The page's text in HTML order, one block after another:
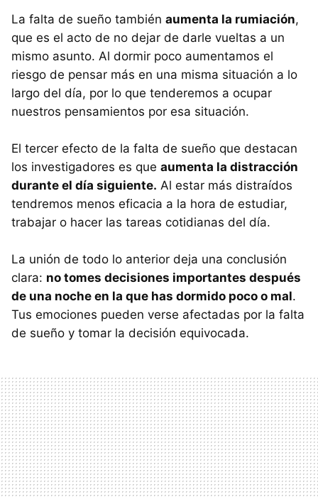
La falta de sueño también aumenta la rumiación,
que es el acto de no dejar de darle vueltas a un
mismo asunto. Al dormir poco aumentamos el
riesgo de pensar más en una misma situación a lo
largo del día, por lo que tenderemos a ocupar
nuestros pensamientos por esa situación.
El tercer efecto de la falta de sueño que destacan
los investigadores es que aumenta la distracción
durante el día siguiente. Al estar más distraídos
tendremos menos eficacia a la hora de estudiar,
trabajar o hacer las tareas cotidianas del día.
La unión de todo lo anterior deja una conclusión
clara: no tomes decisiones importantes después
de una noche en la que has dormido poco o mal.
Tus emociones pueden verse afectadas por la falta
de sueño y tomar la decisión equivocada.